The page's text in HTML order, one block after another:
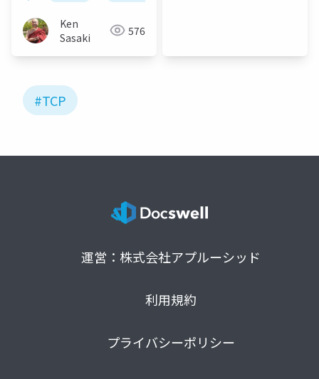
Ken
Sasaki
576
#TCP
運営：株式会社アプルーシッド
利用規約
プライバシーポリシー